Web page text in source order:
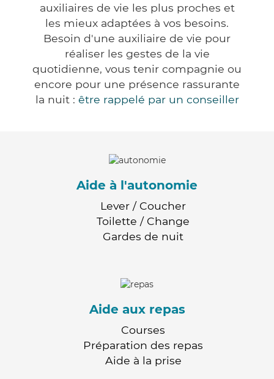
auxiliaires de vie les plus proches et
les mieux adaptées à vos besoins.
Besoin d'une auxiliaire de vie pour
réaliser les gestes de la vie
quotidienne, vous tenir compagnie ou
encore pour une présence rassurante
la nuit : être rappelé par un conseiller
Aide à l'autonomie
Lever / Coucher
Toilette / Change
Gardes de nuit
Aide aux repas
Courses
Préparation des repas
Aide à la prise